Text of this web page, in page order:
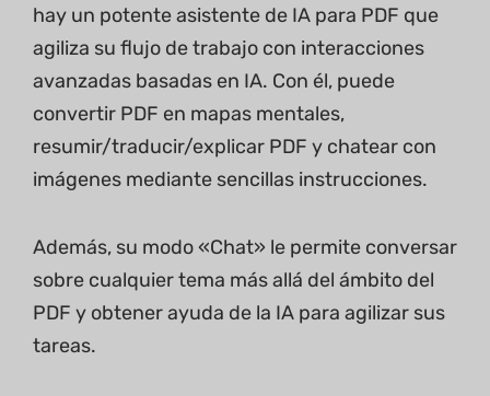
hay un potente asistente de IA para PDF que
agiliza su flujo de trabajo con interacciones
avanzadas basadas en IA. Con él, puede
convertir PDF en mapas mentales,
resumir/traducir/explicar PDF y chatear con
imágenes mediante sencillas instrucciones.
Además, su modo «Chat» le permite conversar
sobre cualquier tema más allá del ámbito del
PDF y obtener ayuda de la IA para agilizar sus
tareas.